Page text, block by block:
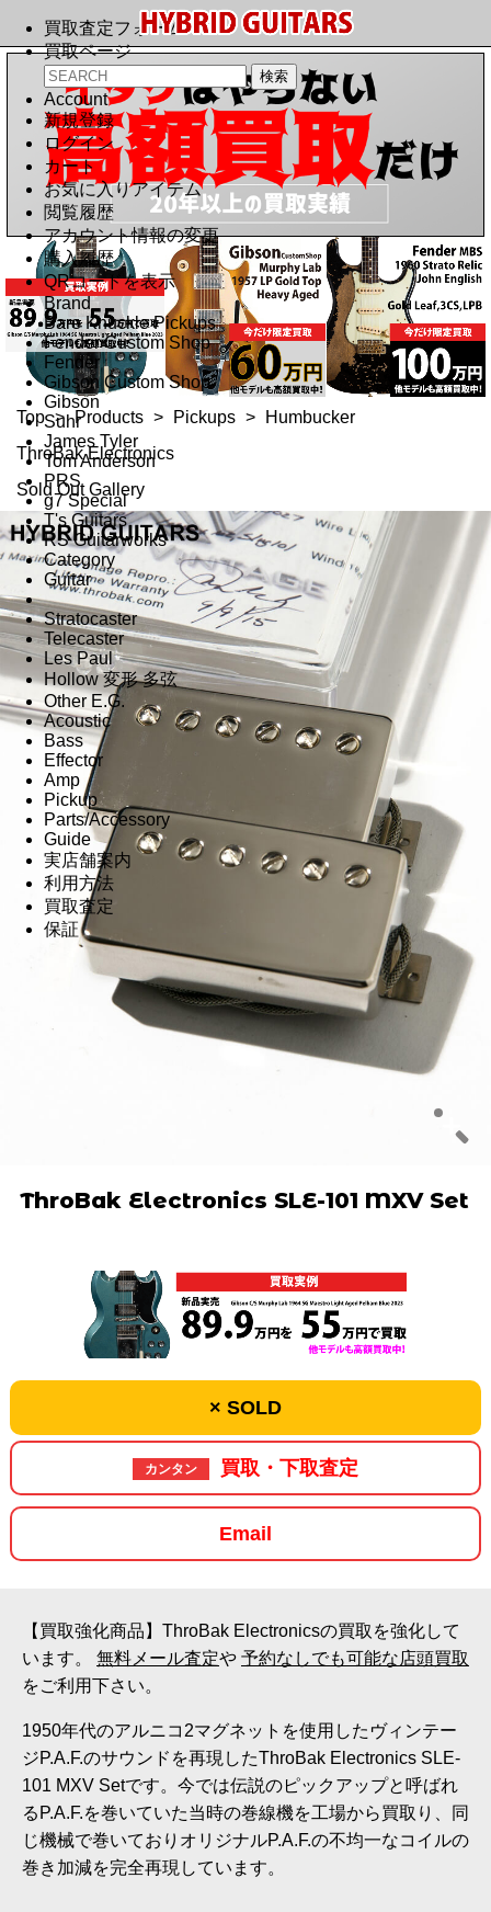
買取査定フォーム
買取ページ
Account
新規登録
ログイン
カート
お気に入りアイテム
閲覧履歴
アカウント情報の変更
購入履歴
QRコードを表示
Brand
Bare Knuckle Pickups
Fender Custom Shop
Fender
Gibson Custom Shop
Gibson
Suhr
James Tyler
Tom Anderson
PRS
g7 Special
T's Guitars
RS Guitarworks
Category
Guitar
Stratocaster
Telecaster
Les Paul
Hollow 変形 多弦
Other E.G.
Acoustic
Bass
Effector
Amp
Pickup
Parts/Accessory
Guide
実店舗案内
利用方法
買取査定
保証
Top > Products > Pickups >
Humbucker
ThroBak Electronics
Sold Out Gallery
ThroBak Electronics SLE-101 MXV Set
× SOLD
カンタン 買取・下取査定
Email
【買取強化商品】ThroBak Electronicsの買取を強化して
います。 無料メール査定や 予約なしでも可能な店頭買取
をご利用下さい。
1950年代のアルニコ2マグネットを使用したヴィンテー
ジP.A.F.のサウンドを再現したThroBak Electronics SLE-
101 MXV Setです。今では伝説のピックアップと呼ばれ
るP.A.F.を巻いていた当時の巻線機を工場から買取り、同
じ機械で巻いておりオリジナルP.A.F.の不均一なコイルの
巻き加減を完全再現しています。